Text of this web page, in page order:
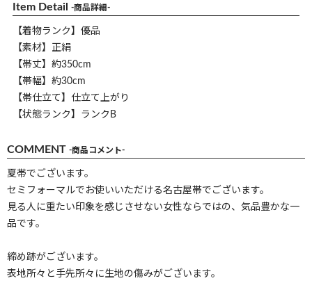
Item Detail -商品詳細-
【着物ランク】優品
【素材】正絹
【帯丈】約350cm
【帯幅】約30cm
【帯仕立て】仕立て上がり
【状態ランク】ランクB
COMMENT -商品コメント-
夏帯でございます。
セミフォーマルでお使いいただける名古屋帯でございます。
見る人に重たい印象を感じさせない女性ならではの、気品豊かな一
品です。
締め跡がございます。
表地所々と手先所々に生地の傷みがございます。